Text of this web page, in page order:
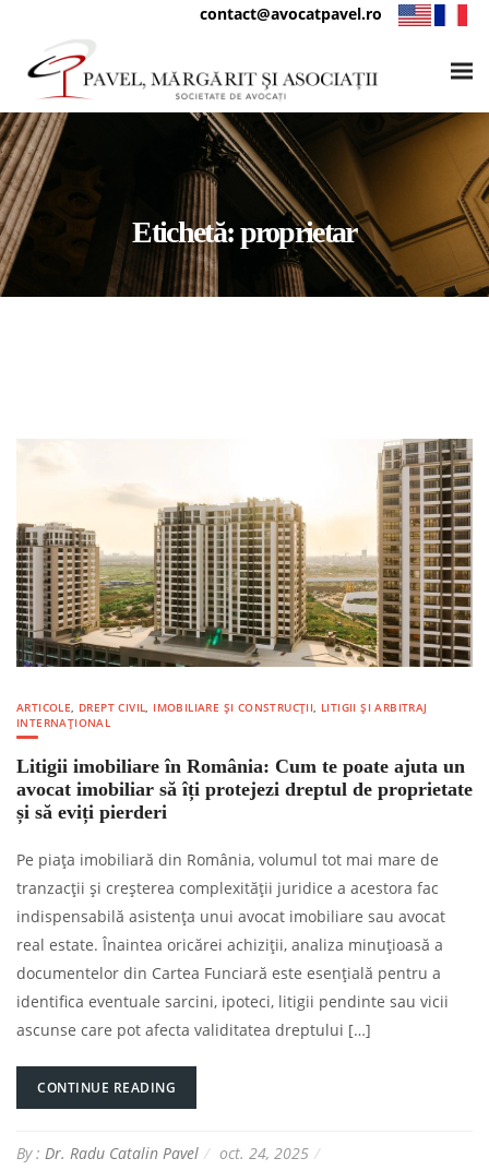
contact@avocatpavel.ro
Etichetă:proprietar
ARTICOLE, DREPT CIVIL, IMOBILIARE ȘI CONSTRUCȚII, LITIGII ȘI ARBITRAJ
INTERNAȚIONAL
Litigii imobiliare în România: Cum te poate ajuta un
avocat imobiliar să îți protejezi dreptul de proprietate
și să eviți pierderi
Pe piața imobiliară din România, volumul tot mai mare de
tranzacții și creșterea complexității juridice a acestora fac
indispensabilă asistența unui avocat imobiliare sau avocat
real estate. Înaintea oricărei achiziții, analiza minuțioasă a
documentelor din Cartea Funciară este esențială pentru a
identifica eventuale sarcini, ipoteci, litigii pendinte sau vicii
ascunse care pot afecta validitatea dreptului […]
CONTINUE READING
By : Dr. Radu Catalin Pavel oct. 24, 2025